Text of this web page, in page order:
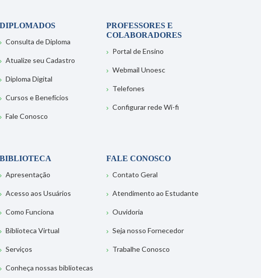
DIPLOMADOS
Consulta de Diploma
Atualize seu Cadastro
Diploma Digital
Cursos e Benefícios
Fale Conosco
PROFESSORES E
COLABORADORES
Portal de Ensino
Webmail Unoesc
Telefones
Configurar rede Wi-fi
BIBLIOTECA
Apresentação
Acesso aos Usuários
Como Funciona
Biblioteca Virtual
Serviços
Conheça nossas bibliotecas
FALE CONOSCO
Contato Geral
Atendimento ao Estudante
Ouvidoria
Seja nosso Fornecedor
Trabalhe Conosco